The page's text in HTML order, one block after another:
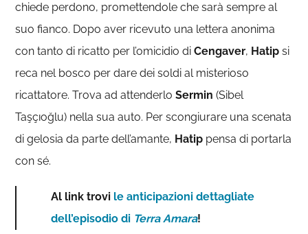
chiede perdono, promettendole che sarà sempre al
suo fianco. Dopo aver ricevuto una lettera anonima
con tanto di ricatto per l’omicidio diCengaver, Hatip si
reca nel bosco per dare dei soldi al misterioso
ricattatore. Trova ad attenderloSermin (Sibel
Taşçıoğlu) nella sua auto. Per scongiurare una scenata
di gelosia da parte dell’amante, Hatip pensa di portarla
con sé.
Al link trovi le anticipazioni dettagliate
dell’episodio di Terra Amara!